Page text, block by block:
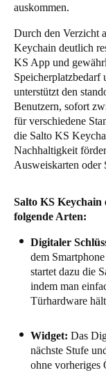
Russia
Russian
Poland
Polski
Czech Republic
Čeština
DanskereEnglish
Sweden
SvenskaEnglish
Norway
Norsk English
Finland
Finnish
English
auskommen.
Durch den Verzicht
Keychain deutlich
KS App und
unterstützt den
Benutzern, sofort
für verschiedene
die Salto KS
Nachhaltigkeit
Ausweiskarten oder
Salto KS
folgende Arten:
Digitaler
dem
startet dazu die
indem man
Türhardware
Widget: Das
nächste Stufe
ohne vorheriges